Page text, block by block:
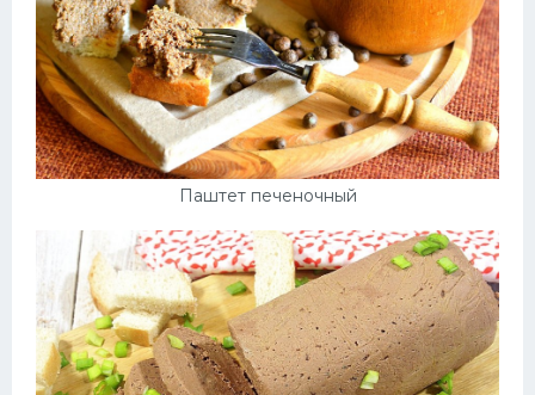
Паштет печеночный